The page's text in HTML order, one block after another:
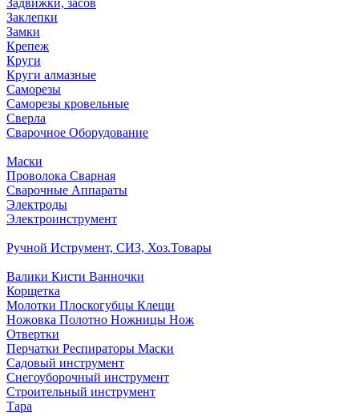
Заклепки
Замки
Крепеж
Круги
Круги алмазные
Саморезы
Саморезы кровельные
Сверла
Сварочное Оборудование
Маски
Проволока Сварная
Сварочные Аппараты
Электроды
Электроинструмент
Ручной Иструмент, СИЗ, Хоз.Товары
Валики Кисти Ванночки
Корщетка
Молотки Плоскогубцы Клещи
Ножовка Полотно Ножницы Нож
Отвертки
Перчатки Респираторы Маски
Садовый инструмент
Снегоуборочный инструмент
Строительный инструмент
Тара